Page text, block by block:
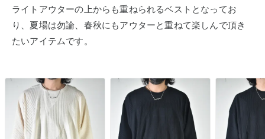
ライトアウターの上からも重ねられるベストとなってお
り、夏場は勿論、春秋にもアウターと重ねて楽しんで頂き
たいアイテムです。